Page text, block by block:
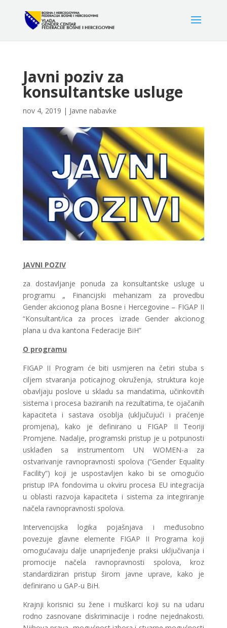
Javni poziv za
konsultantske usluge
nov 4, 2019 | Javne nabavke
JAVNI POZIV
za dostavljanje ponuda za konsultantske usluge u
programu „ Financijski mehanizam za provedbu
Gender akcionog plana Bosne i Hercegovine – FIGAP II
“Konsultant/ica za proces izrade Gender akcionog
plana u dva kantona Federacije BiH”
O programu
FIGAP II Program će biti usmjeren na četiri stuba s
ciljem stvaranja poticajnog okruženja, struktura koje
obavljaju poslove u skladu sa mandatima, učinkovitih
sistema i procesa baziranih na rezultatima, te ojačanih
kapaciteta i sastava osoblja (uključujući i praćenje
promjena), kako je definirano u FIGAP II Teoriji
Promjene. Nadalje, programski pristup je u potpunosti
usklađen sa instrumentom UN WOMEN-a za
ostvarivanje ravnopravnosti spolova (“Gender Equality
Facility”) koji je uspostavljen kako bi se omogućio
pristup IPA fondovima u okviru procesa EU integracija
u oblasti razvoja kapaciteta i sistema za integriranje
načela ravnopravnosti spolova.
Intervencijska logika pojašnjava i međusobno
povezuje glavne elemente FIGAP II Programa koji
omogućavaju dalje unaprijeđenje praksi uključivanja i
promocije načela ravnopravnosti spolova, kroz
standardiziran pristup širom javne uprave, kako je
definirano u GAP-u BiH.
Krajnji korisnici su žene i muškarci koji su na udaru
rodno zasnovane diskriminacije i rodne nejednakosti.